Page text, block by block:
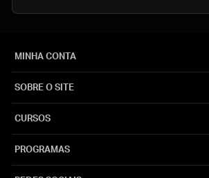
MINHA CONTA
SOBRE O SITE
CURSOS
PROGRAMAS